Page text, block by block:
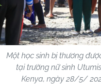
Một học sinh bị thương
tại trường nữ sinh
Kenya, ngày 28/5/